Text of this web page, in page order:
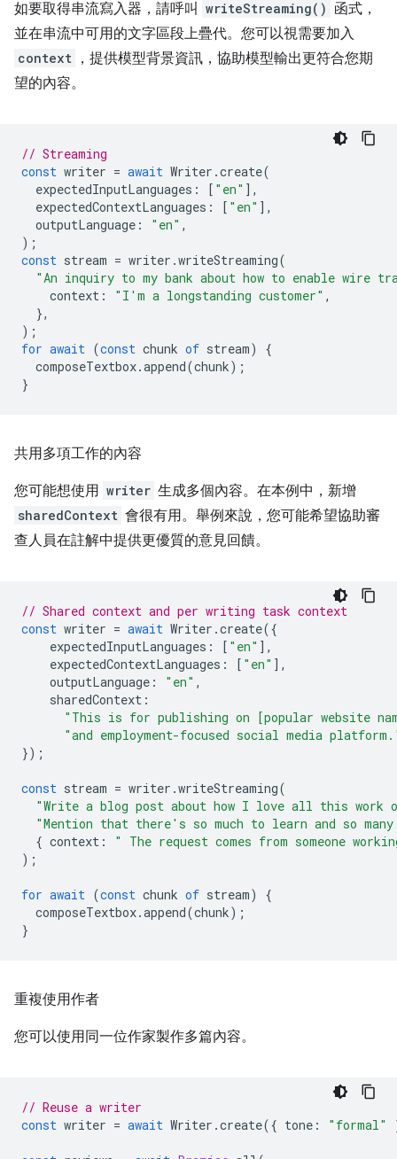
如要取得串流寫入器，請呼叫 writeStreaming() 函式，
並在串流中可用的文字區段上疊代。您可以視需要加入
context ，提供模型背景資訊，協助模型輸出更符合您期
望的內容。
// Streaming
const writer = await Writer .create(
expectedInputLanguages : [ "en" ],
expectedContextLanguages : [ "en" ],
outputLanguage : "en" ,
);
const stream = writer .writeStreaming(
"An inquiry to my bank about how to enable wire
context : "I'm a longstanding customer" ,
},
);
for await (const chunk of stream)
{
composeTextbox.append(chunk);
}
共用多項工作的內容
您可能想使用 writer 生成多個內容。在本例中，新增
sharedContext 會很有用。舉例來說，您可能希望協助審
查人員在註解中提供更優質的意見回饋。
// Shared context and per writing task context
const writer = await Writer .create({
expectedInputLanguages : [ "en" ],
expectedContextLanguages : [ "en" ],
outputLanguage : "en" ,
sharedContext :
"This is for publishing on [popular website
"and employment-focused social media
});
const stream = writer .writeStreaming(
"Write a blog post about how I love all this work
"Mention that there's so much to learn and so
{ context :
" The request comes from someone
);
for await (const chunk of stream)
{
composeTextbox.append(chunk);
}
重複使用作者
您可以使用同一位作家製作多篇內容。
// Reuse a writer
const writer = await Writer .create({ tone : "formal"